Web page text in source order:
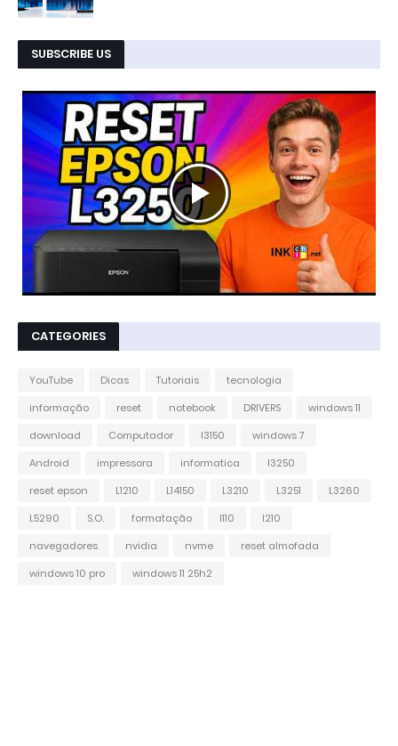
SUBSCRIBE US
CATEGORIES
YouTube Dicas Tutoriais
tecnologia
informação
reset notebook DRIVERS
windows 11
download
Computador l3150
windows 7
Android
impressora informatica
l3250
reset epson
L1210 L14150 L3210 L3251
L3260
L5290
S.O. formatação l110
l210
navegadores
nvidia nvme
reset almofada
windows 10 pro
windows 11 25h2